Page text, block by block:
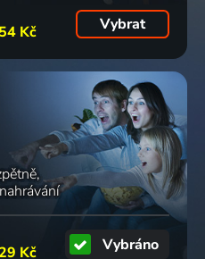
Ztracená
2012 | Česká republika | Krimi, Mysteriózní
Písničky z
1987 | Hudba
77%
Nemocnice
na kraji
města
1978 | Československo | Drama, Psychologický
16 dílů
Hranice
bez hranic
2012
Kč Vybrat
Kč Vybráno